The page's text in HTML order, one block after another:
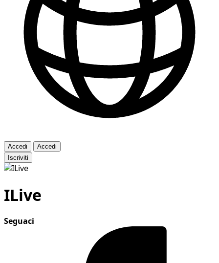
Accedi
Accedi
Iscriviti
ILive
Seguaci